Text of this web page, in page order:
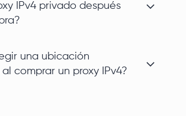
IPv4 privado después
una ubicación
comprar un proxy IPv4?